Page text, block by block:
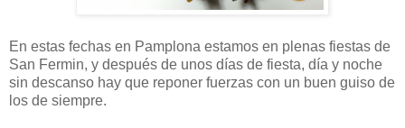
En estas fechas en Pamplona estamos en plenas fiestas de
San Fermin, y después de unos días de fiesta, día y noche
sin descanso hay que reponer fuerzas con un buen guiso de
los de siempre.